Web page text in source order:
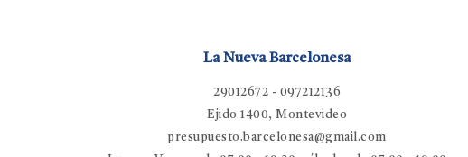
La Nueva Barcelonesa
29012672 - 097212136
Ejido 1400, Montevideo
presupuesto.barcelonesa@gmail.com